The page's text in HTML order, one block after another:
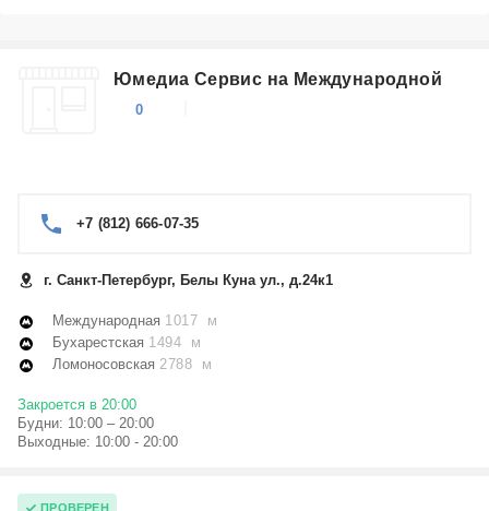
Юмедиа Сервис на Международной
0
+7 (812) 666-07-35
г. Санкт-Петербург, Белы Куна ул., д.24к1
Международная 1017 м
Бухарестская 1494 м
Ломоносовская 2788 м
Закроется в 20:00
Будни: 10:00 – 20:00
Выходные: 10:00 - 20:00
ПРОВЕРЕН